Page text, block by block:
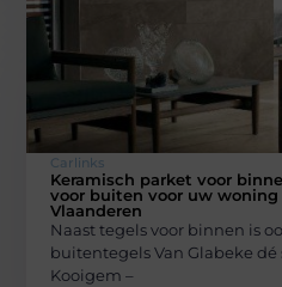
Carlinks
Keramisch parket voor
voor buiten voor uw woning
Vlaanderen
Naast tegels voor binnen is
buitentegels Van Glabeke
Kooigem –